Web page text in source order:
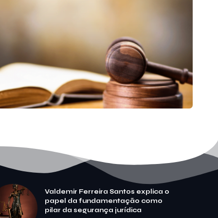
Valdemir Ferreira Santos explica o
papel da fundamentação como
pilar da segurança jurídica